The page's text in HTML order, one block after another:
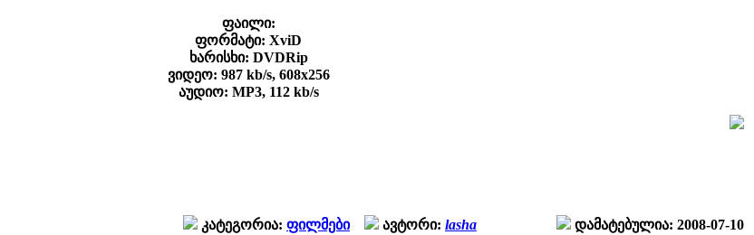
ფაილი:
ფორმატი: XviD
ხარისხი: DVDRip
ვიდეო: 987 kb/s, 608x256
აუდიო: MP3, 112 kb/s
კატეგორია: ფილმები ავტორი: lasha დამატებულია: 2008-07-10